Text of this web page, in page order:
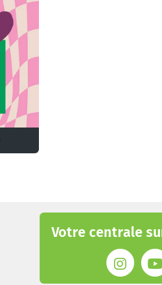
Votre centrale